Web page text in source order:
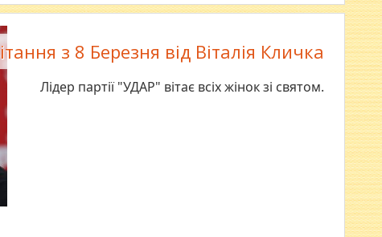
з 8 Березня від Віталія Кличка
Лідер партії "УДАР" вітає всіх жінок зі святом.